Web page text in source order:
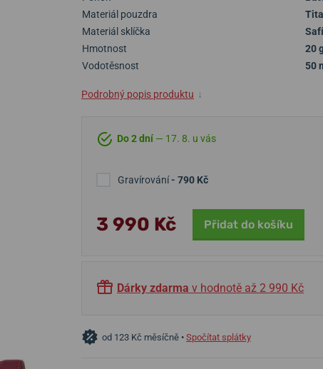
Materiál pouzdra
Materiál sklíčka
Hmotnost
20
Vodotěsnost
50
Podrobný popis produktu ↓
Do 2 dní — 17. 8. u vás
Gravírování- 790 Kč
3 990 Kč Přidat do košíku
Dárky zdarma v hodnotě až 2 990 Kč
od 123 Kč měsíčně • Spočítat splátky